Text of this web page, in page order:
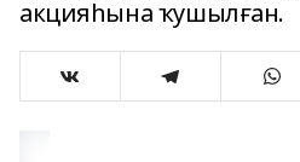
акцияһына ҡушылған.